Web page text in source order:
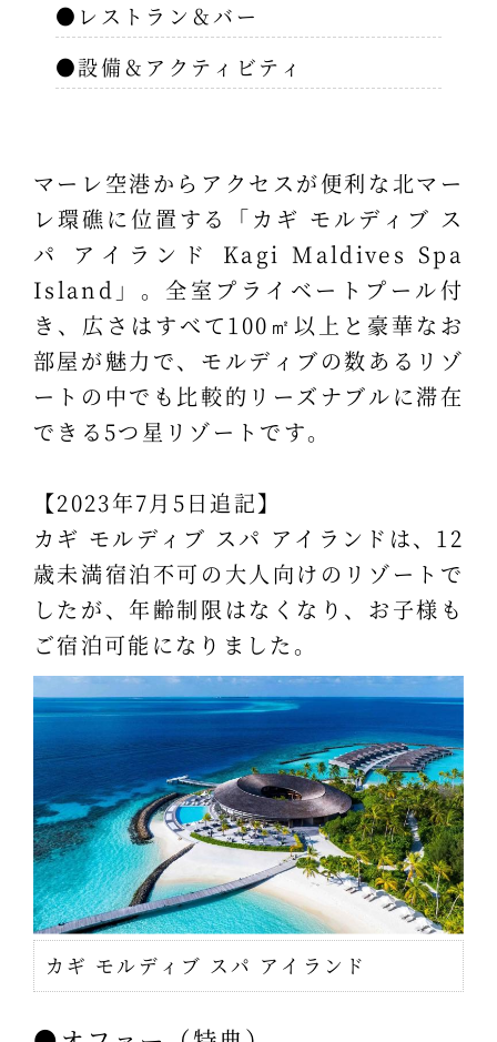
●レストラン＆バー
●設備＆アクティビティ
マーレ空港からアクセスが便利な北マー
レ環礁に位置する「カギ モルディブ ス
パ アイランド Kagi Maldives Spa
Island」。全室プライベートプール付
き、広さはすべて100㎡以上と豪華なお
部屋が魅力で、モルディブの数あるリゾ
ートの中でも比較的リーズナブルに滞在
できる5つ星リゾートです。
【2023年7月5日追記】
カギ モルディブ スパ アイランドは、12
歳未満宿泊不可の大人向けのリゾートで
したが、年齢制限はなくなり、お子様も
ご宿泊可能になりました。
カギ モルディブ スパ アイランド